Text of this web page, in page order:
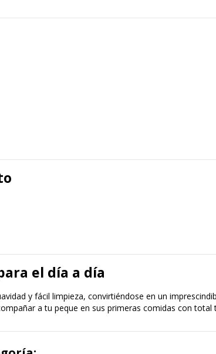
el día a día
y fácil limpieza, convirtiéndose en un
a tu peque en sus primeras comidas con total